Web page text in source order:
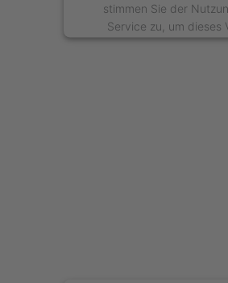
stimmen Sie der
Service zu, um dieses
anzusehen.